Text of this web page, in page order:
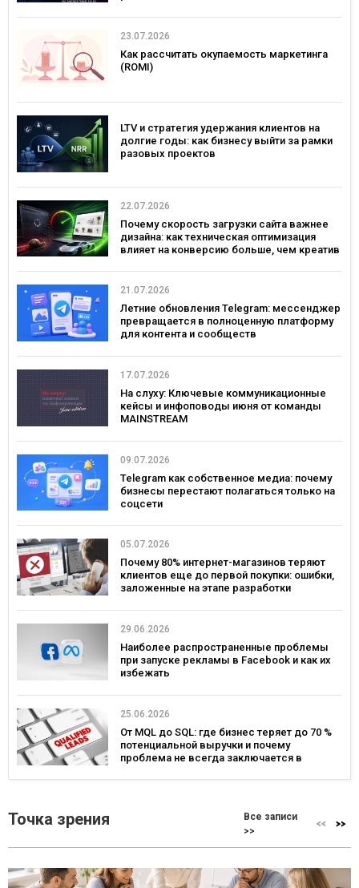
23.07.2026
Как рассчитать окупаемость маркетинга
(ROMI)
LTV и стратегия удержания клиентов на
долгие годы: как бизнесу выйти за рамки
разовых проектов
22.07.2026
Почему скорость загрузки сайта важнее
дизайна: как техническая оптимизация
влияет на конверсию больше, чем креатив
21.07.2026
Летние обновления Telegram: мессенджер
превращается в полноценную платформу
для контента и сообществ
17.07.2026
На слуху: Ключевые коммуникационные
кейсы и инфоповоды июня от команды
MAINSTREAM
09.07.2026
Telegram как собственное медиа: почему
бизнесы перестают полагаться только на
соцсети
05.07.2026
Почему 80% интернет-магазинов теряют
клиентов еще до первой покупки: ошибки,
заложенные на этапе разработки
29.06.2026
Наиболее распространенные проблемы
при запуске рекламы в Facebook и как их
избежать
25.06.2026
От MQL до SQL: где бизнес теряет до 70 %
потенциальной выручки и почему
проблема не всегда заключается в
Точка зрения
Все записи
>>